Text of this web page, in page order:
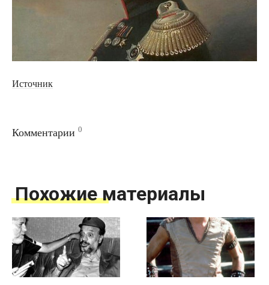
Источник
Комментарии 0
Похожие материалы